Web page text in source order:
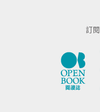
訂閱